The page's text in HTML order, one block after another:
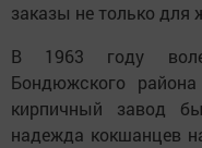
заказы не только для
В 1963 году
Бондюжского
кирпичный завод
надежда кокшанцев